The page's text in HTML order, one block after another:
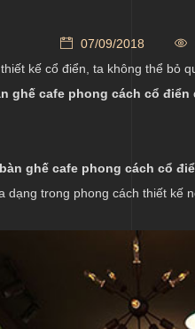
07/09/2018
kế cổ điển, ta không thể bỏ
ghế cafe phong cách cổ điển
bàn ghế cafe phong cách cổ
trong phong cách thiết kế